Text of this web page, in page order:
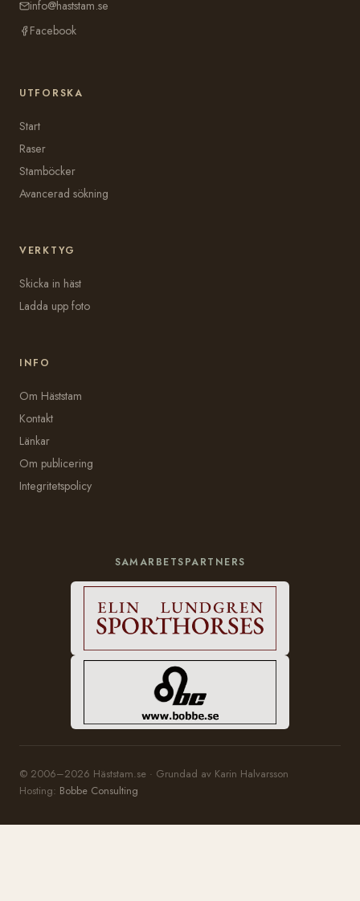
info@haststam.se
Facebook
UTFORSKA
Start
Raser
Stamböcker
Avancerad sökning
VERKTYG
Skicka in häst
Ladda upp foto
INFO
Om Häststam
Kontakt
Länkar
Om publicering
Integritetspolicy
SAMARBETSPARTNERS
© 2006–2026 Häststam.se · Grundad av Karin Halvarsson
Hosting: Bobbe Consulting